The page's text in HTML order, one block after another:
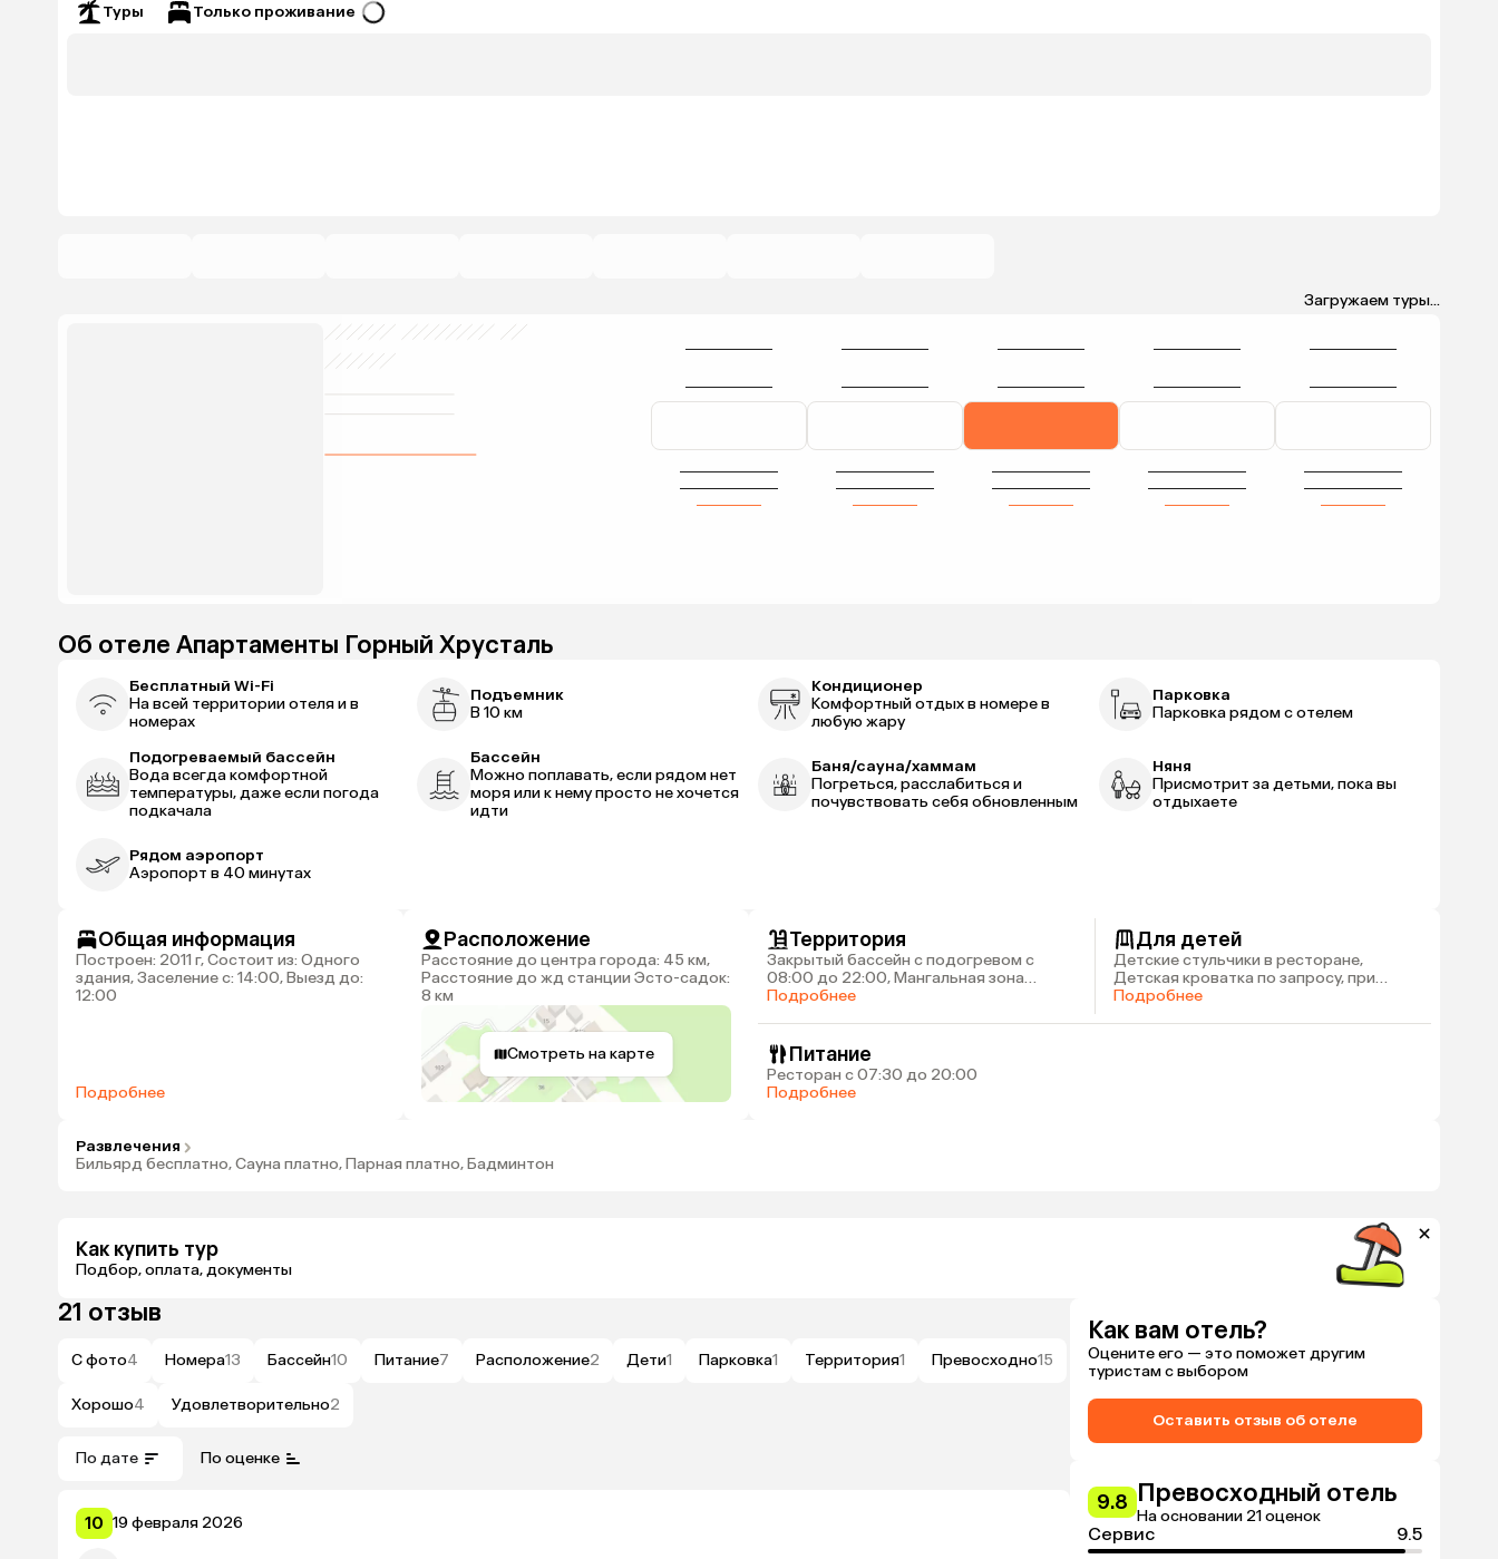
Туры Только проживание
Загружаем туры...
Об отеле Апартаменты Горный Хрусталь
Бесплатный Wi-Fi
На всей территории отеля и в
номерах
Подъемник
В 10 км
Кондиционер
Комфортный отдых в номере в
любую жару
Парковка
Парковка рядом с отелем
Подогреваемый бассейн
Вода всегда комфортной
температуры, даже если погода
подкачала
Бассейн
Можно поплавать, если рядом нет
моря или к нему просто не хочется
идти
Баня/сауна/хаммам
Погреться, расслабиться и
почувствовать себя обновленным
Няня
Присмотрит за детьми, пока вы
отдыхаете
Рядом аэропорт
Аэропорт в 40 минутах
Общая информация
Построен: 2011 г, Состоит из: Одного
здания, Заселение с: 14:00, Выезд до:
12:00
Подробнее
Расположение
Расстояние до центра города: 45 км,
Расстояние до жд станции Эсто-садок:
8 км
Смотреть на карте
Территория
Закрытый бассейн с подогревом с
08:00 до 22:00, Мангальная зона
бесплатно, Сейф на ресепшн
Подробнее
Для детей
Детские стульчики в ресторане,
Детская кроватка по запросу, при
наличии, Няня по запросу, платно
Подробнее
Питание
Ресторан с 07:30 до 20:00
Подробнее
Развлечения
Бильярд бесплатно, Сауна платно, Парная платно, Бадминтон
Как купить тур
Подбор, оплата, документы
21 отзыв
С фото4 Номера13 Бассейн10 Питание7 Расположение2 Дети1 Парковка1 Территория1 Превосходно15
Хорошо4 Удовлетворительно2
По дате По оценке
10 19 февраля 2026
Как вам отель?
Оцените его — это поможет другим
туристам с выбором
Оставить отзыв об отеле
9.8 Превосходный отель
На основании 21 оценок
Сервис 9.5